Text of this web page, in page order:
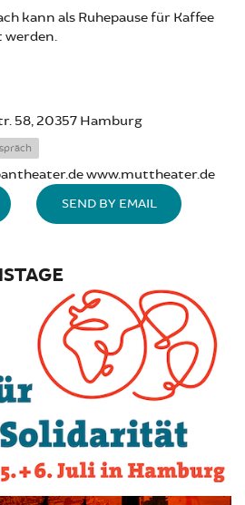
kann als Ruhepause für Kaffee
werden.
58, 20357 Hamburg
www.muttheater.de
SEND BY EMAIL